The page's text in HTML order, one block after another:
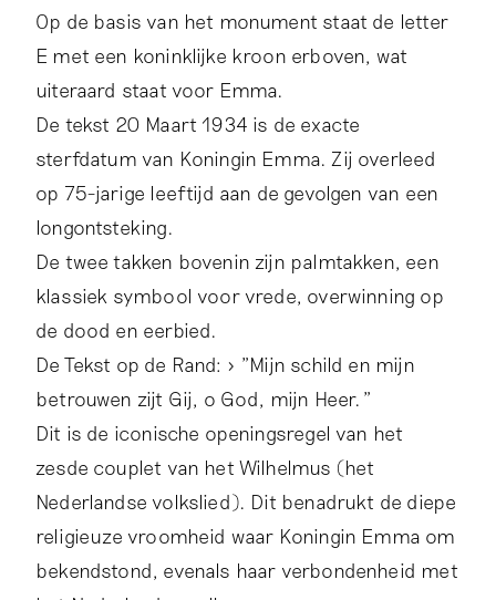
Op de basis van het monument staat de letter
E met een koninklijke kroon erboven, wat
uiteraard staat voor Emma.
De tekst 20 Maart 1934 is de exacte
sterfdatum van Koningin Emma. Zij overleed
op 75-jarige leeftijd aan de gevolgen van een
longontsteking.
De twee takken bovenin zijn palmtakken, een
klassiek symbool voor vrede, overwinning op
de dood en eerbied.
De Tekst op de Rand: > "Mijn schild en mijn
betrouwen zijt Gij, o God, mijn Heer."
Dit is de iconische openingsregel van het
zesde couplet van het Wilhelmus (het
Nederlandse volkslied). Dit benadrukt de diepe
religieuze vroomheid waar Koningin Emma om
bekendstond, evenals haar verbondenheid met